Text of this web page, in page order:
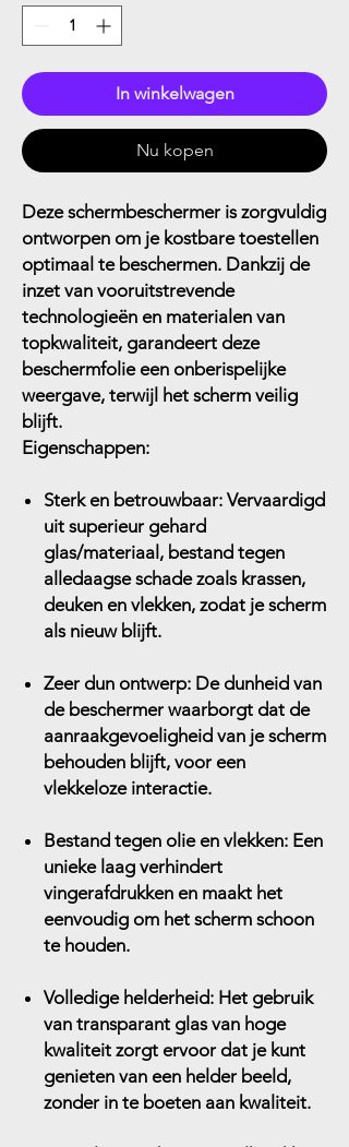
In winkelwagen
Nu kopen
Deze schermbeschermer is zorgvuldig
ontworpen om je kostbare toestellen
optimaal te beschermen. Dankzij de
inzet van vooruitstrevende
technologieën en materialen van
topkwaliteit, garandeert deze
beschermfolie een onberispelijke
weergave, terwijl het scherm veilig
blijft.
Eigenschappen:
Sterk en betrouwbaar: Vervaardigd
uit superieur gehard
glas/materiaal, bestand tegen
alledaagse schade zoals krassen,
deuken en vlekken, zodat je scherm
als nieuw blijft.
Zeer dun ontwerp: De dunheid van
de beschermer waarborgt dat de
aanraakgevoeligheid van je scherm
behouden blijft, voor een
vlekkeloze interactie.
Bestand tegen olie en vlekken: Een
unieke laag verhindert
vingerafdrukken en maakt het
eenvoudig om het scherm schoon
te houden.
Volledige helderheid: Het gebruik
van transparant glas van hoge
kwaliteit zorgt ervoor dat je kunt
genieten van een helder beeld,
zonder in te boeten aan kwaliteit.